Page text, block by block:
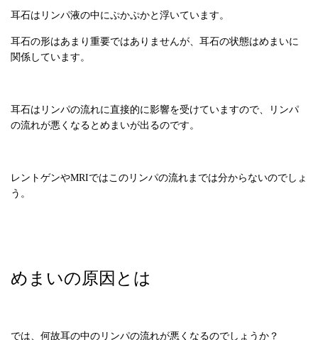
耳石はリンパ液の中にぷかぷかと浮いています。
耳石の形はあまり重要ではありませんが、耳石の状態はめまいに
関係しています。
耳石はリンパの流れに直接的に影響を受けていますので、リンパ
の流れが悪くなるとめまいが出るのです。
レントゲンやMRIではこのリンパの流れまでは分からないのでしょ
う。
めまいの原因とは
では、何故耳の中のリンパの流れが悪くなるのでしょうか？